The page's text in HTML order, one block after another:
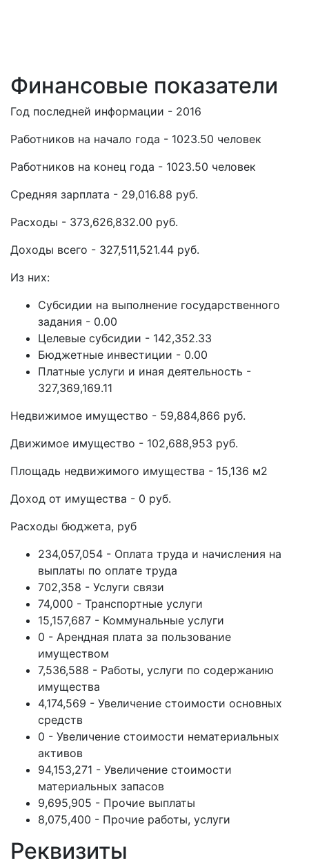
Финансовые показатели
Год последней информации - 2016
Работников на начало года - 1023.50 человек
Работников на конец года - 1023.50 человек
Средняя зарплата - 29,016.88 руб.
Расходы - 373,626,832.00 руб.
Доходы всего - 327,511,521.44 руб.
Из них:
Субсидии на выполнение государственного
задания - 0.00
Целевые субсидии - 142,352.33
Бюджетные инвестиции - 0.00
Платные услуги и иная деятельность -
327,369,169.11
Недвижимое имущество - 59,884,866 руб.
Движимое имущество - 102,688,953 руб.
Площадь недвижимого имущества - 15,136 м2
Доход от имущества - 0 руб.
Расходы бюджета, руб
234,057,054 - Оплата труда и начисления на
выплаты по оплате труда
702,358 - Услуги связи
74,000 - Транспортные услуги
15,157,687 - Коммунальные услуги
0 - Арендная плата за пользование
имуществом
7,536,588 - Работы, услуги по содержанию
имущества
4,174,569 - Увеличение стоимости основных
средств
0 - Увеличение стоимости нематериальных
активов
94,153,271 - Увеличение стоимости
материальных запасов
9,695,905 - Прочие выплаты
8,075,400 - Прочие работы, услуги
Реквизиты